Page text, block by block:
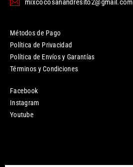
Métodos de Pago
Política de Privacidad
Política de Envíos y Garantías
Términos y Condiciones
Facebook
Instagram
Youtube